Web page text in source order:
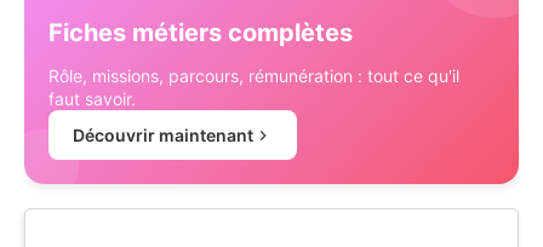
Fiches métiers complètes
Rôle, missions, parcours, rémunération : tout ce qu'il
faut savoir.
Découvrir maintenant